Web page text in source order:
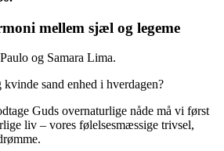
mellem sjæl og legeme
og Samara Lima.
sand enhed i hverdagen?
Guds overnaturlige nåde må vi først
liv – vores følelsesmæssige trivsel,